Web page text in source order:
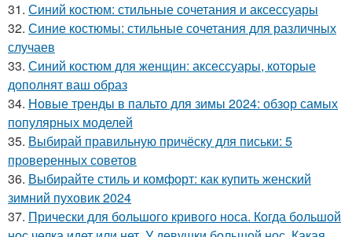
31. Синий костюм: стильные сочетания и аксессуары
32. Синие костюмы: стильные сочетания для различных
случаев
33. Синий костюм для женщин: аксессуары, которые
дополнят ваш образ
34. Новые тренды в пальто для зимы 2024: обзор самых
популярных моделей
35. Выбирай правильную причёску для письки: 5
проверенных советов
36. Выбирайте стиль и комфорт: как купить женский
зимний пуховик 2024
37. Прически для большого кривого носа. Когда большой